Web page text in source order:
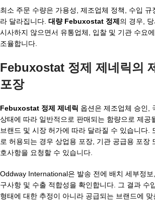
최소 주문 수량은 가용성, 제조업체 정책, 수입
라 달라집니다. 대량 Febuxostat 정제 의 경우,
시사하지 않으면서 유통업체, 입찰 및 기관 수요
조율합니다.
Febuxostat 정제 제네릭의
포장
Febuxostat 정제 제네릭 옵션은 제조업체 승인,
상태에 따라 일반적으로 판매되는 함량으로 제공
브랜드 및 시장 허가에 따라 달라질 수 있습니다.
로 허용되는 경우 상업용 포장, 기관 공급용 포장
호사항을 요청할 수 있습니다.
Oddway International은 발송 전에 배치 세부정
구사항 및 수출 적합성을 확인합니다. 그 결과 수
형태에 대한 추정이 아니라 공급되는 브랜드에